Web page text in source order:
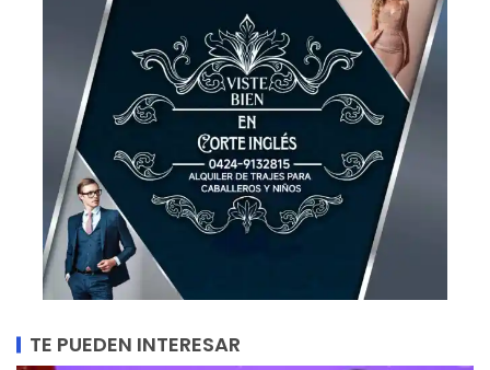
TE PUEDEN INTERESAR